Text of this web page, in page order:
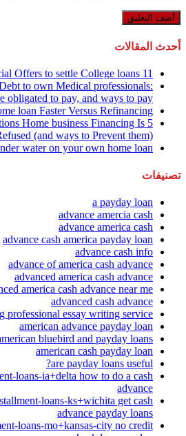
أحدث المقالات
11 Beneficial Offers to settle College loans
to own Medical professionals:
obligated to pay, and ways to pay
loan Faster Versus Refinancing
Home business Financing Is
(and ways to Prevent them)
water on your own home loan
تصنيفات
a payday loan
advance amercia cash
advance america cash
advance cash america payday loan
advance cash info
advance of america cash advance
advanced america cash advance
america cash advance near me
advanced cash advance
professional essay writing service
american advance payday loan
bluebird and payday loans
american cash payday loan
are payday loans useful?
loans-ia+delta how to do a cash
advance
loans-ks+wichita get cash
advance payday loans
loans-mo+kansas-city no credit